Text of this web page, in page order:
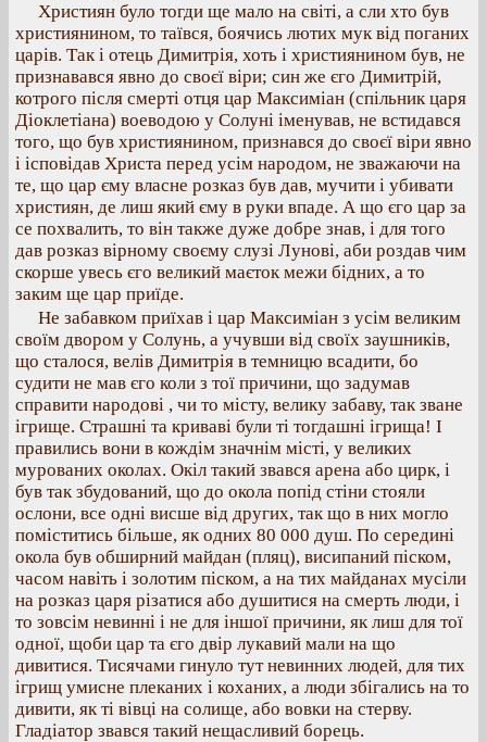
Християн було тогди ще мало на світі, а сли хто був
християнином, то таївся, боячись лютих мук від поганих
царів. Так і отець Димитрія, хоть і християнином був, не
признавався явно до своєї віри; син же єго Димитрій,
котрого після смерті отця цар Максиміан (спільник царя
Діоклетіана) воеводою у Солуні іменував, не встидався
того, що був християнином, признався до своєї віри явно
і ісповідав Христа перед усім народом, не зважаючи на
те, що цар єму власне розказ був дав, мучити і убивати
християн, де лиш який єму в руки впаде. А що єго цар за
се похвалить, то він также дуже добре знав, і для того
дав розказ вірному своєму слузі Лунові, аби роздав чим
скорше увесь єго великий маєток межи бідних, а то
заким ще цар приїде.
Не забавком приїхав і цар Максиміан з усім великим
своїм двором у Солунь, а учувши від своїх заушників,
що сталося, велів Димитрія в темницю всадити, бо
судити не мав єго коли з тої причини, що задумав
справити народові , чи то місту, велику забаву, так зване
ігрище. Страшні та криваві були ті тогдашні ігрища! І
правились вони в кождім значнім місті, у великих
мурованих околах. Окіл такий звався арена або цирк, і
був так збудований, що до окола попід стіни стояли
ослони, все одні висше від других, так що в них могло
поміститись більше, як одних 80 000 душ. По середині
окола був обширний майдан (пляц), висипаний піском,
часом навіть і золотим піском, а на тих майданах мусіли
на розказ царя різатися або душитися на смерть люди, і
то зовсім невинні і не для іншої причини, як лиш для тої
одної, щоби цар та єго двір лукавий мали на що
дивитися. Тисячами гинуло тут невинних людей, для тих
ігрищ умисне плеканих і коханих, а люди збігались на то
дивити, як ті вівці на солище, або вовки на стерву.
Гладіатор звався такий нещасливий борець.